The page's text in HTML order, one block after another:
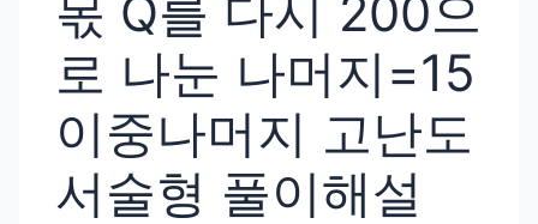
몫 Q를 다시 200으
로 나눈 나머지=15
이중나머지 고난도
서술형 풀이해설